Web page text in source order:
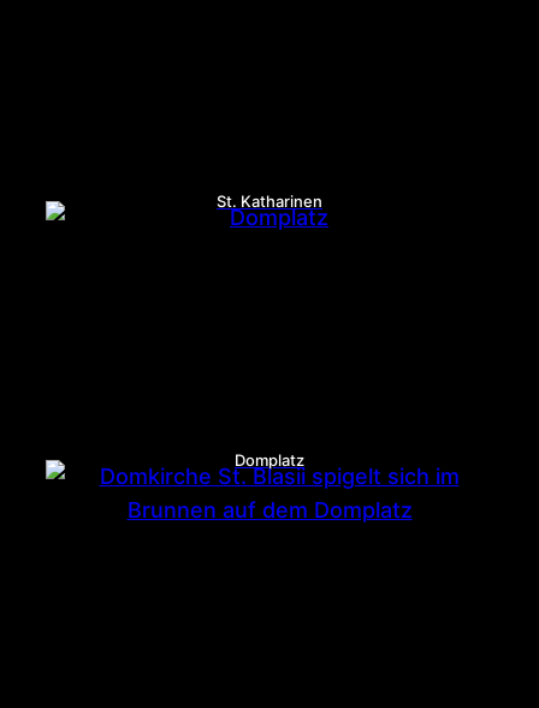
St. Katharinen
Domplatz